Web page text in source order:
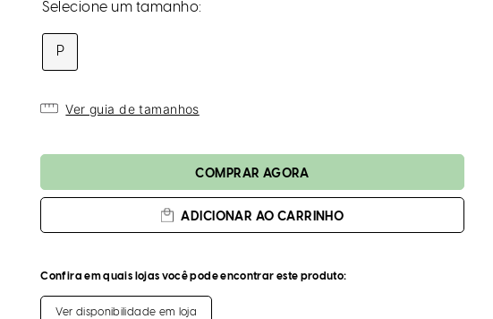
P
Ver guia de tamanhos
ADICIONAR AO CARRINHO
Confira em quais lojas você pode encontrar este produto:
Ver disponibilidade em loja